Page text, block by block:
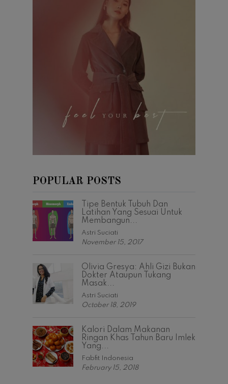
POPULAR POSTS
Tipe Bentuk Tubuh Dan
Latihan Yang Sesuai Untuk
Membangun...
Astri Suciati
November 15, 2017
Olivia Gresya: Ahli Gizi Bukan
Dokter Ataupun Tukang
Masak...
Astri Suciati
October 18, 2019
Kalori Dalam Makanan
Ringan Khas Tahun Baru Imlek
Yang...
Fabfit Indonesia
February 15, 2018